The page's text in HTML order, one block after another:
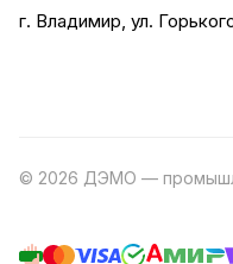
г. Владимир, ул.
© 2026 ДЭМО —